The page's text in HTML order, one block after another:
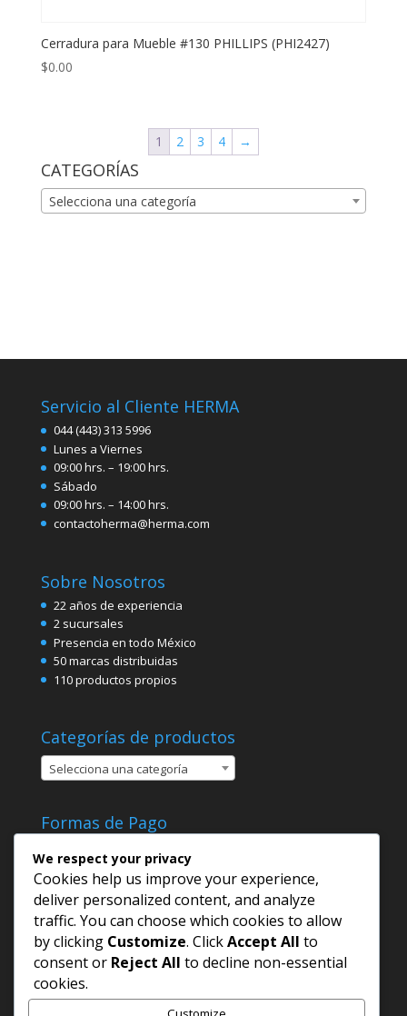
Cerradura para Mueble #130 PHILLIPS (PHI2427)
$0.00
1 2 3 4 →
CATEGORÍAS
Selecciona una categoría
Servicio al Cliente HERMA
044 (443) 313 5996
Lunes a Viernes
09:00 hrs. – 19:00 hrs.
Sábado
09:00 hrs. – 14:00 hrs.
contactoherma@herma.com
Sobre Nosotros
22 años de experiencia
2 sucursales
Presencia en todo México
50 marcas distribuidas
110 productos propios
Categorías de productos
Selecciona una categoría
Formas de Pago
We respect your privacy
Cookies help us improve your experience,
deliver personalized content, and analyze
traffic. You can choose which cookies to allow
by clicking Customize. ClickAccept All to
consent or Reject All to decline non-essential
cookies.